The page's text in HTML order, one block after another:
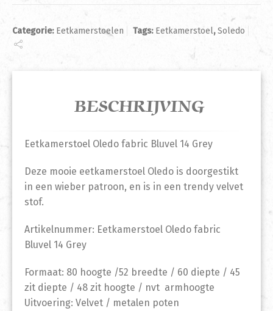
Categorie: Eetkamerstoelen Tags: Eetkamerstoel,Soledo
BESCHRIJVING
Eetkamerstoel Oledo fabric Bluvel 14 Grey
Deze mooie eetkamerstoel Oledo is doorgestikt
in een wieber patroon, en is in een trendy velvet
stof.
Artikelnummer: Eetkamerstoel Oledo fabric
Bluvel 14 Grey
Formaat: 80 hoogte /52 breedte / 60 diepte / 45
zit diepte / 48 zit hoogte / nvt armhoogte
Uitvoering: Velvet / metalen poten